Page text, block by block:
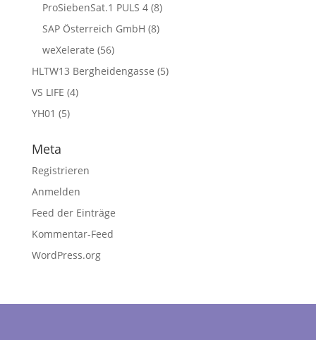
ProSiebenSat.1 PULS 4(8)
SAP Österreich GmbH (8)
weXelerate (56)
HLTW13 Bergheidengasse (5)
VS LIFE (4)
YH01 (5)
Meta
Registrieren
Anmelden
Feed der Einträge
Kommentar-Feed
WordPress.org